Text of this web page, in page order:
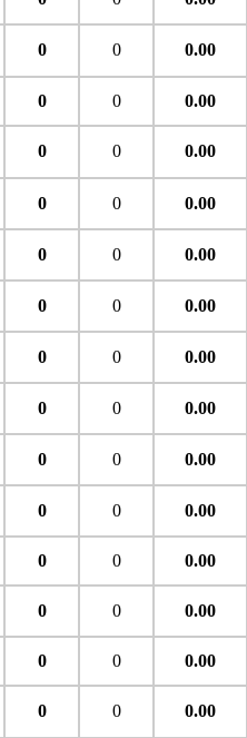
0 0 0.00
0 0 0.00
0 0 0.00
0 0 0.00
0 0 0.00
0 0 0.00
0 0 0.00
0 0 0.00
0 0 0.00
0 0 0.00
0 0 0.00
0 0 0.00
0 0 0.00
0 0 0.00